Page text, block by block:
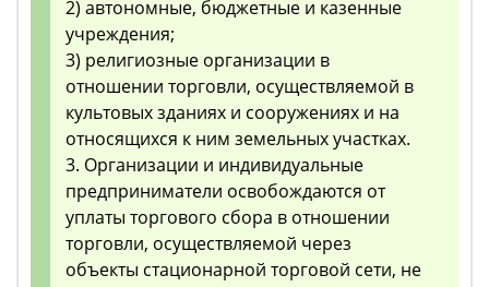
2) автономные, бюджетные и казенные
учреждения;
3) религиозные организации в
отношении торговли, осуществляемой в
культовых зданиях и сооружениях и на
относящихся к ним земельных участках.
3. Организации и индивидуальные
предприниматели освобождаются от
уплаты торгового сбора в отношении
торговли, осуществляемой через
объекты стационарной торговой сети, не